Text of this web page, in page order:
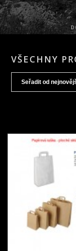
VŠECHNY